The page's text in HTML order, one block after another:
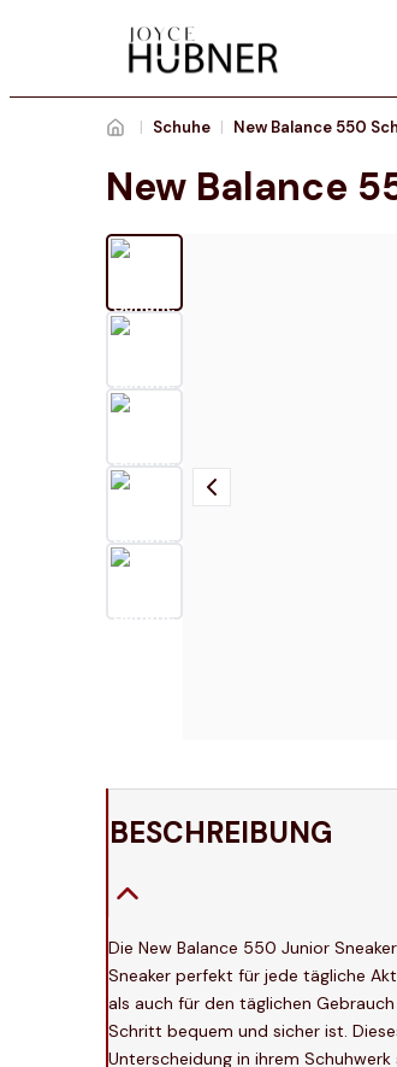
| Schuhe | New Balance 550
New Balance
BESCHREIBUNG
Die New Balance 550 Junior
Sneaker perfekt für jede tägliche
als auch für den täglichen
Schritt bequem und sicher ist.
Unterscheidung in ihrem Schuhwerk